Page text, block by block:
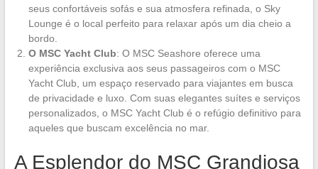
seus confortáveis sofás e sua atmosfera refinada, o Sky
Lounge é o local perfeito para relaxar após um dia cheio a
bordo.
O MSC Yacht Club: O MSC Seashore oferece uma
experiência exclusiva aos seus passageiros com o MSC
Yacht Club, um espaço reservado para viajantes em busca
de privacidade e luxo. Com suas elegantes suítes e serviços
personalizados, o MSC Yacht Club é o refúgio definitivo para
aqueles que buscam excelência no mar.
A Esplendor do MSC Grandiosa